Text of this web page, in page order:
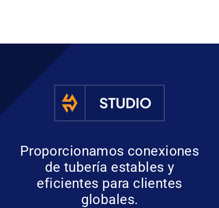
Proporcionamos conexiones
de tubería estables y
eficientes para clientes
globales.